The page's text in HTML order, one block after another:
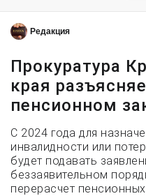
Редакция
Прокуратура
края
пенсионном
С 2024 года для
инвалидности или
будет подавать
беззаявительном
перерасчет